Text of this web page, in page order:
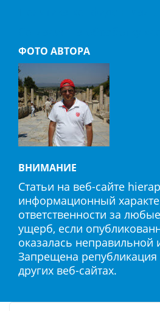
ФОТО АВТОРА
ВНИМАНИЕ
Статьи на веб-сайте
информационный
ответственности за
ущерб, если
оказалась неправильной
Запрещена републикация
других веб-сайтах.